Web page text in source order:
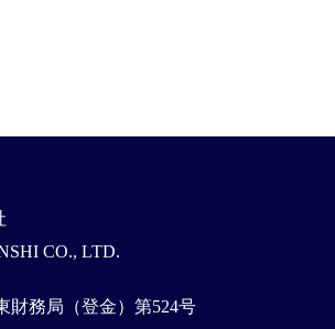
CO., LTD.
財務局（登金）第524号